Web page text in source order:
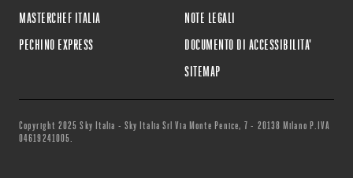
MASTERCHEF ITALIA
PECHINO EXPRESS
NOTE LEGALI
DOCUMENTO DI ACCESSIBILITA'
SITEMAP
Copyright 2025 Sky Italia - Sky Italia Srl Via Monte Penice, 7 - 20138 Milano P.IVA
04619241005.